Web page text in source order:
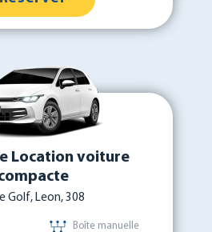
Location voiture
Golf, Leon, 308
Boîte manuelle